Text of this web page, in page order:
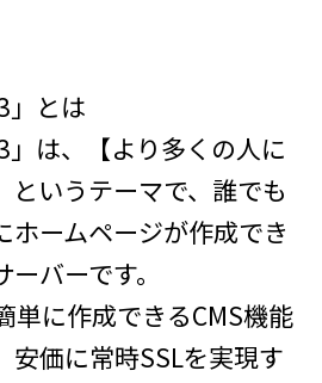
とは
は、【より多くの人に
というテーマで、誰でも
ホームページが作成でき
バーです。
に作成できるCMS機能
安価に常時SSLを実現す